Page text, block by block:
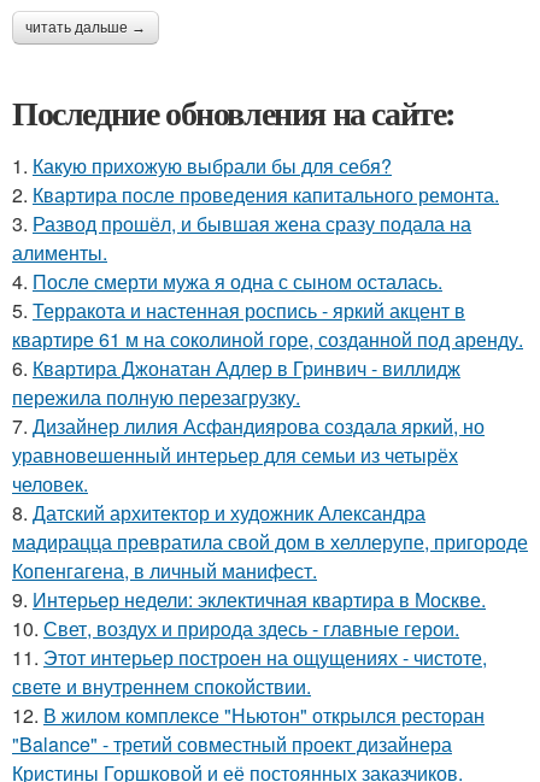
читать дальше →
Последние обновления на сайте:
1. Какую прихожую выбрали бы для себя?
2. Квартира после проведения капитального ремонта.
3. Развод прошёл, и бывшая жена сразу подала на
алименты.
4. После смерти мужа я одна с сыном осталась.
5. Терракота и настенная роспись - яркий акцент в
квартире 61 м на соколиной горе, созданной под аренду.
6. Квартира Джонатан Адлер в Гринвич - виллидж
пережила полную перезагрузку.
7. Дизайнер лилия Асфандиярова создала яркий, но
уравновешенный интерьер для семьи из четырёх
человек.
8. Датский архитектор и художник Александра
мадирацца превратила свой дом в хеллерупе, пригороде
Копенгагена, в личный манифест.
9. Интерьер недели: эклектичная квартира в Москве.
10. Свет, воздух и природа здесь - главные герои.
11. Этот интерьер построен на ощущениях - чистоте,
свете и внутреннем спокойствии.
12. В жилом комплексе "Ньютон" открылся ресторан
"Balance" - третий совместный проект дизайнера
Кристины Горшковой и её постоянных заказчиков.